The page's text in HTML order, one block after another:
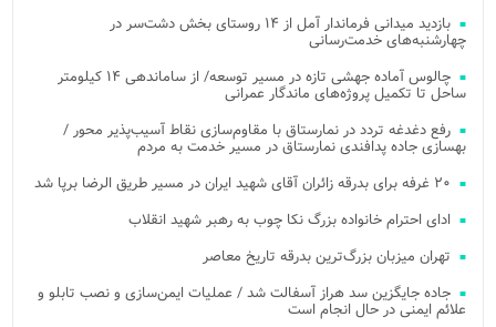
بازدید میدانی فرماندار آمل از ۱۴ روستای بخش دشت‌سر در
چهارشنبه‌های خدمت‌رسانی
چالوس آماده جهشی تازه در مسیر توسعه/ از ساماندهی ۱۴ کیلومتر
ساحل تا تکمیل پروژه‌های ماندگار عمرانی
رفع دغدغه تردد در نمارستاق با مقاوم‌سازی نقاط آسیب‌پذیر محور /
بهسازی جاده پدافندی نمارستاق در مسیر خدمت به مردم
۲۰ غرفه برای بدرقه زائران آقای شهید ایران در مسیر طریق الرضا برپا شد
ادای احترام خانواده بزرگ نکا چوب به رهبر شهید انقلاب
تهران میزبان بزرگ‌ترین بدرقه تاریخ معاصر
جاده جایگزین سد هراز آسفالت شد / عملیات ایمن‌سازی و نصب تابلو و
علائم ایمنی در حال انجام است